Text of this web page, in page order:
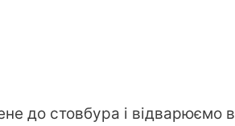
до стовбура і відварюємо в